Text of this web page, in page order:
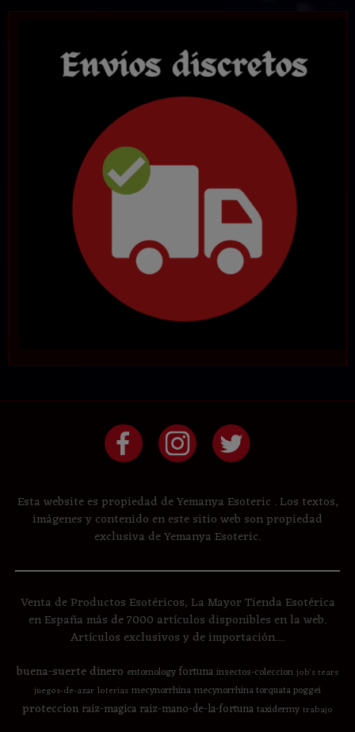
Esta website es propiedad de Yemanya Esoteric . Los textos,
imágenes y contenido en este sitio web son propiedad
exclusiva de Yemanya Esoteric.
Venta de Productos Esotéricos, La Mayor Tienda Esotérica
en España más de 7000 artículos disponibles en la web.
Artículos exclusivos y de importación....
buena-suertedinero entomologyfortunainsectos-coleccion job's tears
juegos-de-azar loterias mecynorrhinamecynorrhina torquata poggei
proteccion raiz-magica raiz-mano-de-la-fortunataxidermy trabajo